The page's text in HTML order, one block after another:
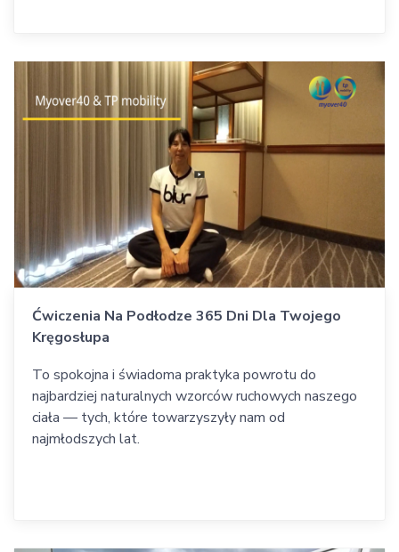
Ćwiczenia Na Podłodze 365 Dni Dla Twojego
Kręgosłupa
To spokojna i świadoma praktyka powrotu do
najbardziej naturalnych wzorców ruchowych naszego
ciała — tych, które towarzyszyły nam od
najmłodszych lat.